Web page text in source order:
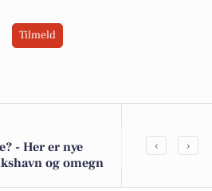
Tilmeld
- Her er nye
og omegn
Ekstra
‹ ›